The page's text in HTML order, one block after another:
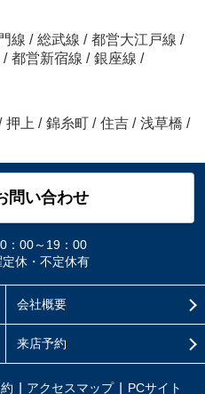
線 / 総武線 / 都営大江戸線 /
/ 都営新宿線 / 銀座線 /
押上 / 錦糸町 / 住吉 / 浅草橋 /
問い合わせ
：00～19：00
定休・不定休有
会社概要
来店予約
アクセスマップ PCサイト